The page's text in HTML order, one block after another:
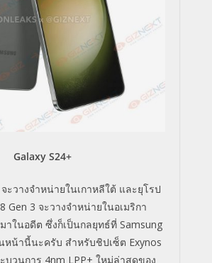
Galaxy S24+
ะวางจำหน่ายในเกาหลีใต้ และยุโรป
Gen 3 จะวางจำหน่ายในอเมริกา
าในอดีต ซึ่งก็เป็นกลยุทธ์ที่ Samsung
หน้านี้นะครับ สำหรับชิปเซ็ต Exynos
บวนการ 4nm LPP+ ใหม่ล่าสุดของ